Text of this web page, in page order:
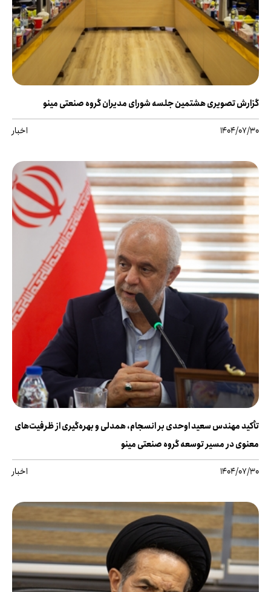
گزارش تصویری هشتمین جلسه شورای مدیران گروه صنعتی مینو
1404/07/30 اخبار
تأکید مهندس سعید اوحدی بر انسجام، همدلی و بهره‌گیری از ظرفیت‌های
معنوی در مسیر توسعه گروه صنعتی مینو
1404/07/30 اخبار